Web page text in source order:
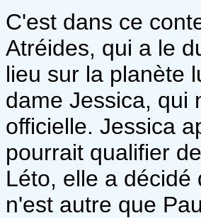
C'est dans ce
Atréides, qui a le
lieu sur la planète
dame Jessica, qui
officielle. Jessica
pourrait qualifier
Léto, elle a
n'est autre que